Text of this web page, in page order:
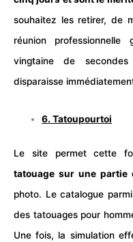
souhaitez les retirer, de
réunion
vingtaine de
disparaisse
6.Tatoupourtoi
Le site permet cette
tatouage sur une partie
photo. Le catalogue
des tatouages pour
Une fois, la simulation